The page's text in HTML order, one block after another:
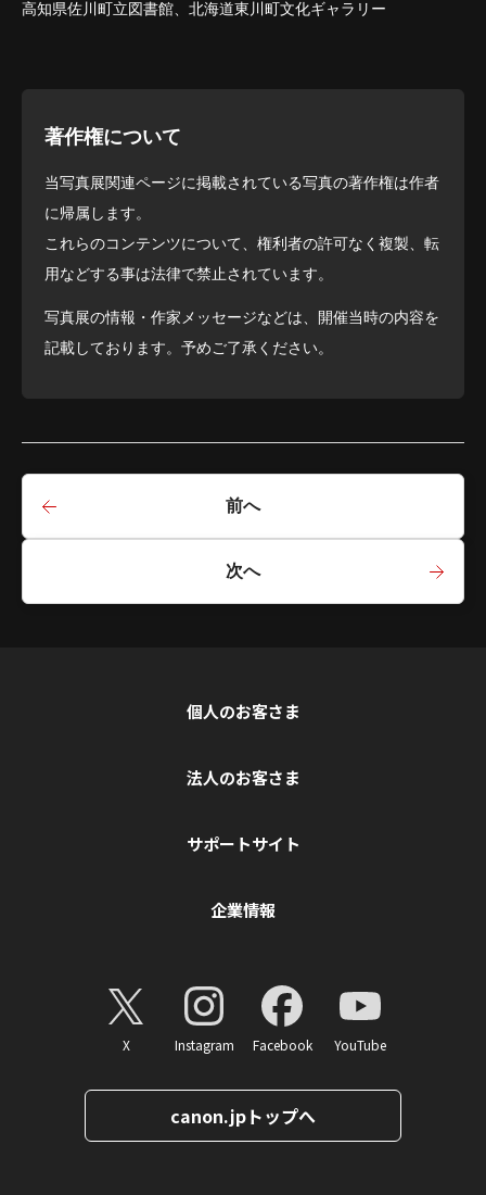
高知県佐川町立図書館、北海道東川町文化ギャラリー
著作権について
当写真展関連ページに掲載されている写真の著作権は作者
に帰属します。
これらのコンテンツについて、権利者の許可なく複製、転
用などする事は法律で禁止されています。
写真展の情報・作家メッセージなどは、開催当時の内容を
記載しております。予めご了承ください。
前へ
次へ
個人のお客さま
法人のお客さま
サポートサイト
企業情報
X Instagram Facebook YouTube
canon.jpトップへ